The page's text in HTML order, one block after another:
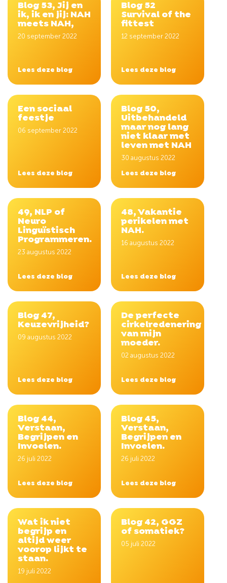
Blog 53, Jij en
ik, ik en jij: NAH
meets NAH,
20 september 2022
Lees deze blog
Blog 52
Survival of the
fittest
12 september 2022
Lees deze blog
Een sociaal
feestje
06 september 2022
Lees deze blog
Blog 50,
Uitbehandeld
maar nog lang
niet klaar met
leven met NAH
30 augustus 2022
Lees deze blog
49, NLP of
Neuro
Linguïstisch
Programmeren.
23 augustus 2022
Lees deze blog
48, Vakantie
perikelen met
NAH.
16 augustus 2022
Lees deze blog
Blog 47,
Keuzevrijheid?
09 augustus 2022
Lees deze blog
De perfecte
cirkelredenering
van mijn
moeder.
02 augustus 2022
Lees deze blog
Blog 44,
Verstaan,
Begrijpen en
Invoelen.
26 juli 2022
Lees deze blog
Blog 45,
Verstaan,
Begrijpen en
Invoelen.
26 juli 2022
Lees deze blog
Wat ik niet
begrijp en
altijd weer
voorop lijkt te
staan.
19 juli 2022
Blog 42, GGZ
of somatiek?
05 juli 2022